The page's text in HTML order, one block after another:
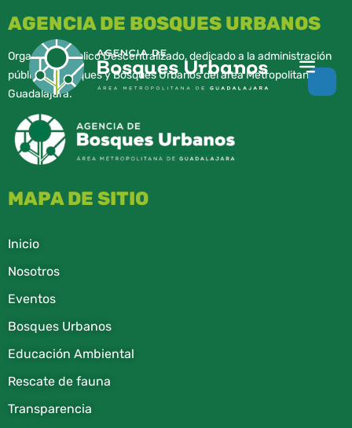
AGENCIA DE BOSQUES URBANOS
Organismo Público Descentralizado, dedicado a la administración
pública de parques y Bosques Urbanos del área Metropolitana de
Guadalajara.
MAPA DE SITIO
Inicio
Nosotros
Eventos
Bosques Urbanos
Educación Ambiental
Rescate de fauna​
Transparencia